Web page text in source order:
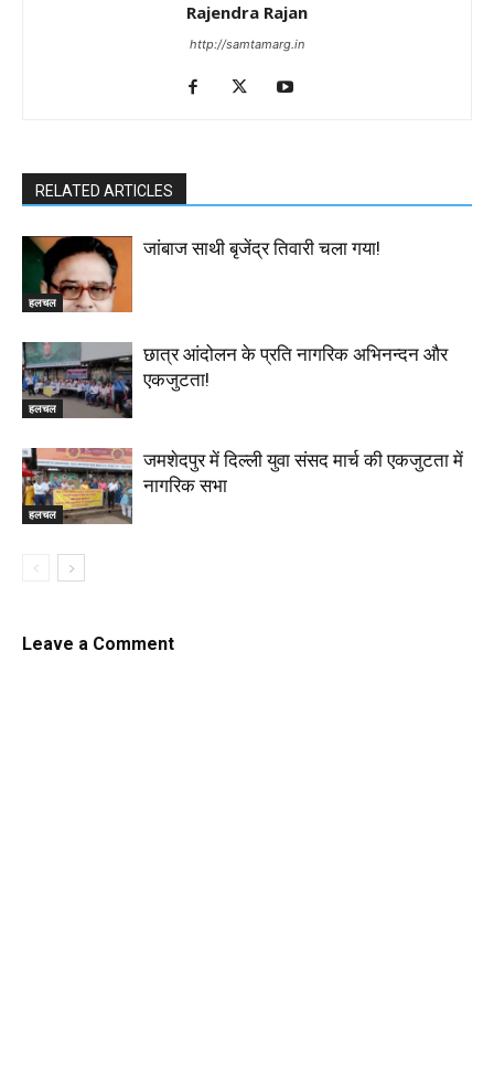
Rajendra Rajan
http://samtamarg.in
RELATED ARTICLES
हलचल
जांबाज साथी बृजेंद्र तिवारी चला गया!
हलचल
छात्र आंदोलन के प्रति नागरिक अभिनन्दन और
एकजुटता!
हलचल
जमशेदपुर में दिल्ली युवा संसद मार्च की एकजुटता में
नागरिक सभा
Leave a Comment